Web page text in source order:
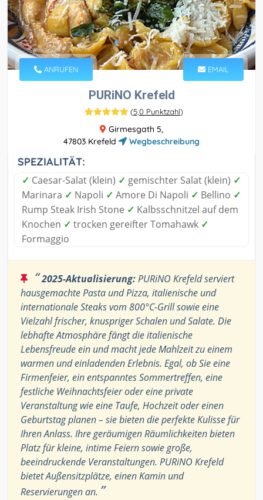
ANRUFEN EMAIL
PURiNO Krefeld
(5,0 Punktzahl)
Girmesgath 5,
47803 Krefeld
Wegbeschreibung
SPEZIALITÄT:
✓ Caesar-Salat (klein) ✓ gemischter Salat (klein) ✓
Marinara ✓ Napoli ✓ Amore Di Napoli ✓ Bellino ✓
Rump Steak Irish Stone ✓ Kalbsschnitzel auf dem
Knochen ✓ trocken gereifter Tomahawk ✓
Formaggio
“2025-Aktualisierung:PURiNO Krefeld serviert
hausgemachte Pasta und Pizza, italienische und
internationale Steaks vom 800°C-Grill sowie eine
Vielzahl frischer, knuspriger Schalen und Salate. Die
lebhafte Atmosphäre fängt die italienische
Lebensfreude ein und macht jede Mahlzeit zu einem
warmen und einladenden Erlebnis. Egal, ob Sie eine
Firmenfeier, ein entspanntes Sommertreffen, eine
festliche Weihnachtsfeier oder eine private
Veranstaltung wie eine Taufe, Hochzeit oder einen
Geburtstag planen – sie bieten die perfekte Kulisse für
Ihren Anlass. Ihre geräumigen Räumlichkeiten bieten
Platz für kleine, intime Feiern sowie große,
beeindruckende Veranstaltungen. PURiNO Krefeld
bietet Außensitzplätze, einen Kamin und
Reservierungen an. ”